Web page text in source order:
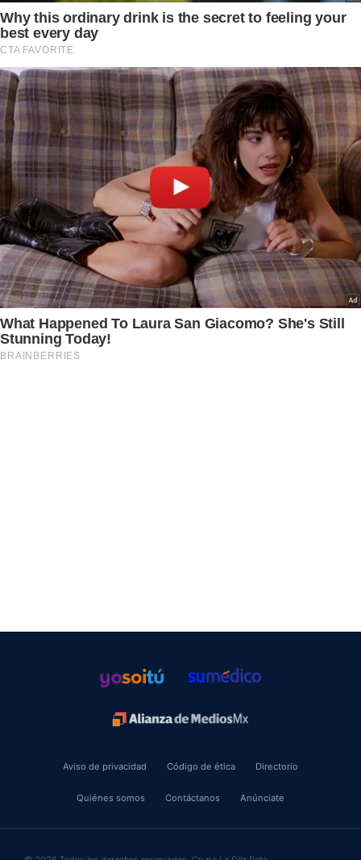
Aviso de privacidad Código de ética Directorio
Quiénes somos Contáctanos Anúnciate